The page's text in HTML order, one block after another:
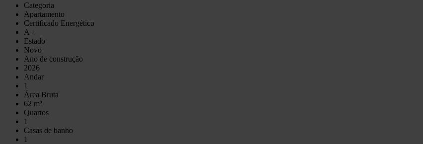
Categoria
Apartamento
Certificado Energético
A+
Estado
Novo
Ano de construção
2026
Andar
1
Área Bruta
62 m²
Quartos
1
Casas de banho
1